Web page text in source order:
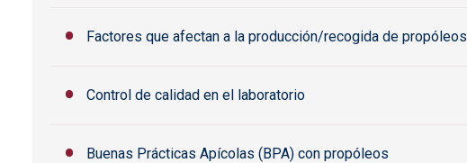
Factores que afectan a la producción/recogida de propóleos
Control de calidad en el laboratorio
Buenas Prácticas Apícolas (BPA) con propóleos